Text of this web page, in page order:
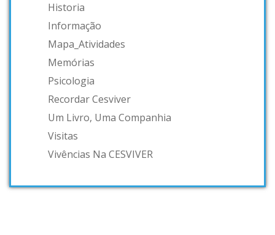
Historia
Informação
Mapa_Atividades
Memórias
Psicologia
Recordar Cesviver
Um Livro, Uma Companhia
Visitas
Vivências Na CESVIVER